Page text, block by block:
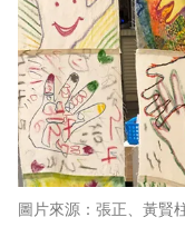
張正、黃賢